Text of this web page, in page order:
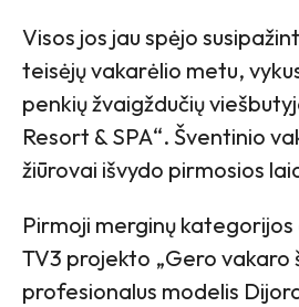
Visos jos jau spėjo
teisėjų vakarėlio metu,
penkių žvaigždučių
Resort & SPA“. Šventinio
žiūrovai išvydo pirmosios
Pirmoji merginų kategorijos
TV3 projekto „Gero vakaro
profesionalus modelis